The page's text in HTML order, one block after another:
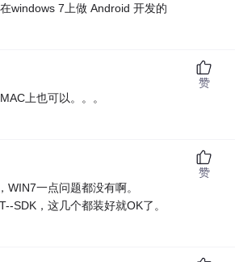
windows 7上做 Android 开发的
上也可以。。。
赞
WIN7一点问题都没有啊。
SDK，这几个都装好就OK了。
赞